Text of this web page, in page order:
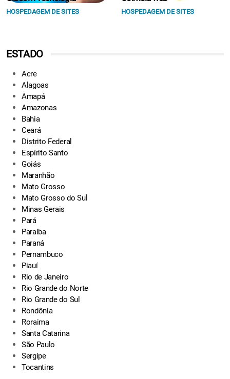
HOSPEDAGEM DE SITES HOSPEDAGEM DE SITES
ESTADO
Acre
Alagoas
Amapá
Amazonas
Bahia
Ceará
Distrito Federal
Espírito Santo
Goiás
Maranhão
Mato Grosso
Mato Grosso do Sul
Minas Gerais
Pará
Paraíba
Paraná
Pernambuco
Piauí
Rio de Janeiro
Rio Grande do Norte
Rio Grande do Sul
Rondônia
Roraima
Santa Catarina
São Paulo
Sergipe
Tocantins